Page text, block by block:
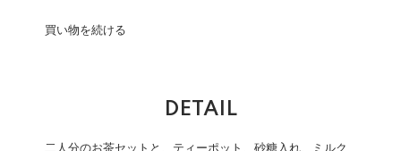
買い物を続ける
DETAIL
二人分のお茶セットと、ティーポット、砂糖入れ、ミルク